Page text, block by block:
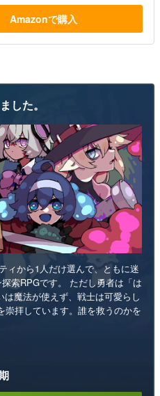
Amazonで購入
した。
ィから1人だけ選んで、ともに迷
索RPGです。 ただし勇者は「は
魔法が使えず、戦士は可愛らし
拝しています。誰を救うのかを